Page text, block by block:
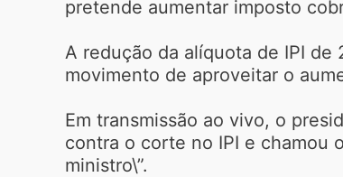
pretende aumentar imposto
A redução da alíquota de IPI de
movimento de aproveitar o
Em transmissão ao vivo, o
contra o corte no IPI e chamou
ministro\”.